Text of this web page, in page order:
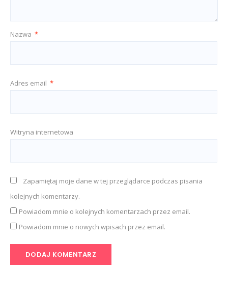
Nazwa *
Adres email *
Witryna internetowa
Zapamiętaj moje dane w tej przeglądarce podczas pisania
kolejnych komentarzy.
Powiadom mnie o kolejnych komentarzach przez email.
Powiadom mnie o nowych wpisach przez email.